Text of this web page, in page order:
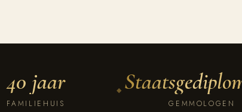
40 jaar
FAMILIEHUIS
◆
GEMMOLOGEN